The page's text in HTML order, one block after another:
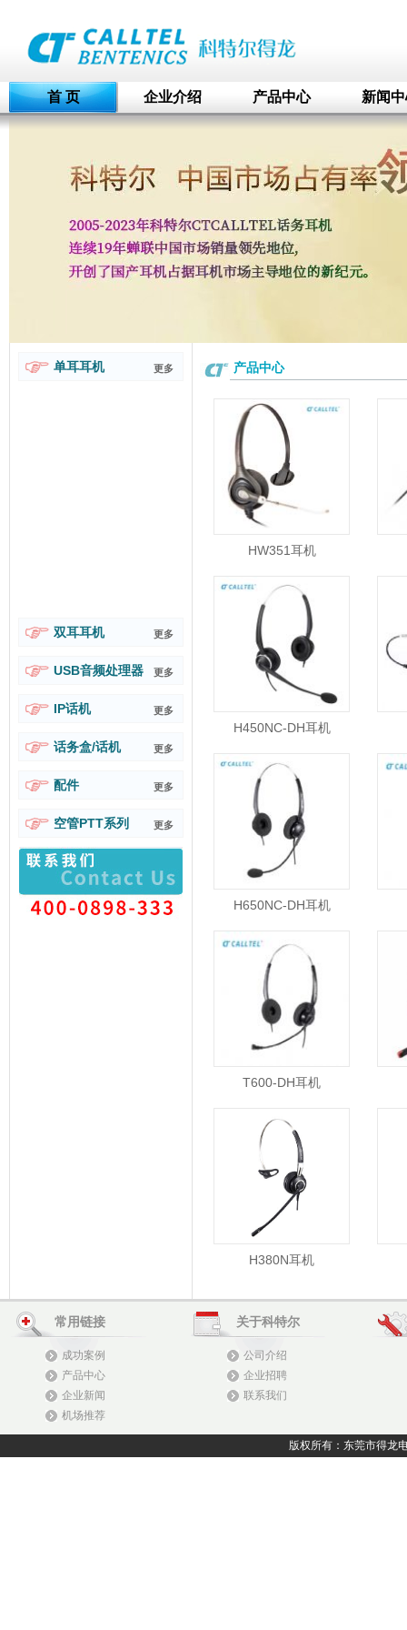
首 页 企业介绍 产品中心 新闻
单耳耳机 更多
双耳耳机 更多
USB音频处理器 更多
IP话机 更多
话务盒/话机 更多
配件 更多
空管PTT系列 更多
产品中心
HW351耳机
H450NC-DH耳机
H650NC-DH耳机
T600-DH耳机
H380N耳机
常用链接
成功案例
产品中心
企业新闻
机场推荐
关于科特尔
公司介绍
企业招聘
联系我们
版权所有：东莞市得龙